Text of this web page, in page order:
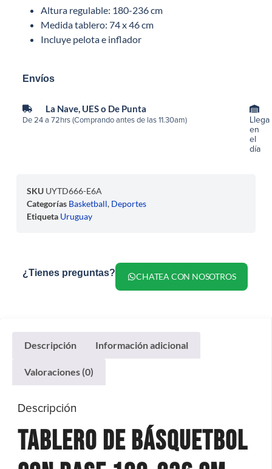
Altura regulable: 180-236 cm
Medida tablero: 74 x 46 cm
Incluye pelota e inflador
Envíos
La Nave, UES o De Punta
De 24 a 72hrs (Comprando antes de las 11.30am)
Llega
en
el
día
SKU UYTD666-E6A
Categorías Basketball, Deportes
Etiqueta Uruguay
¿Tienes preguntas? CHATEA CON NOSOTROS
Descripción Información adicional
Valoraciones (0)
Descripción
Tablero De Básquetbol